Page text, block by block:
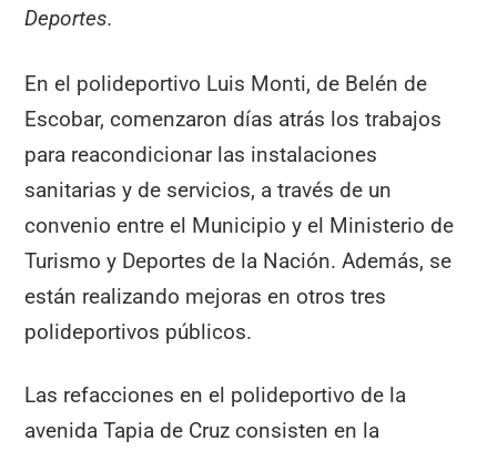
Deportes.
En el polideportivo Luis Monti, de Belén de
Escobar, comenzaron días atrás los trabajos
para reacondicionar las instalaciones
sanitarias y de servicios, a través de un
convenio entre el Municipio y el Ministerio de
Turismo y Deportes de la Nación. Además, se
están realizando mejoras en otros tres
polideportivos públicos.
Las refacciones en el polideportivo de la
avenida Tapia de Cruz consisten en la